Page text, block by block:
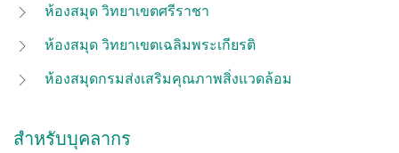
ห้องสมุด วิทยาเขตศรีราชา
ห้องสมุด วิทยาเขตเฉลิมพระเกียรติ
ห้องสมุดกรมส่งเสริมคุณภาพสิ่งแวดล้อม
สำหรับบุคลากร